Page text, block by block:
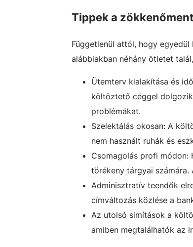
Tippek a
Függetlenül attól, hogy
alábbiakban néhány ötletet
Ütemterv kialakítása és
költöztető céggel
problémákat.
Szelektálás okosan: A
nem használt ruhák és
Csomagolás profi módon:
törékeny tárgyai
Adminisztratív teendők
címváltozás közlése a
Az utolsó simítások a
amiben megtalálhatók az